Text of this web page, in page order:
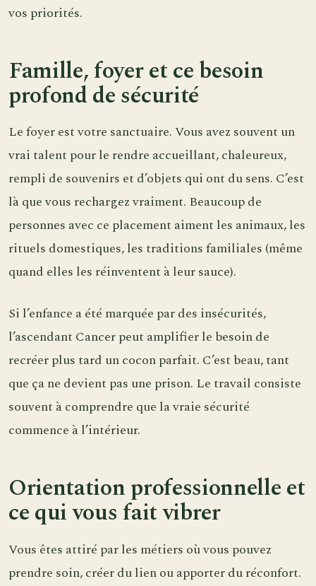
vos priorités.
Famille, foyer et ce besoin
profond de sécurité
Le foyer est votre sanctuaire. Vous avez souvent un
vrai talent pour le rendre accueillant, chaleureux,
rempli de souvenirs et d’objets qui ont du sens. C’est
là que vous rechargez vraiment. Beaucoup de
personnes avec ce placement aiment les animaux, les
rituels domestiques, les traditions familiales (même
quand elles les réinventent à leur sauce).
Si l’enfance a été marquée par des insécurités,
l’ascendant Cancer peut amplifier le besoin de
recréer plus tard un cocon parfait. C’est beau, tant
que ça ne devient pas une prison. Le travail consiste
souvent à comprendre que la vraie sécurité
commence à l’intérieur.
Orientation professionnelle et
ce qui vous fait vibrer
Vous êtes attiré par les métiers où vous pouvez
prendre soin, créer du lien ou apporter du réconfort.